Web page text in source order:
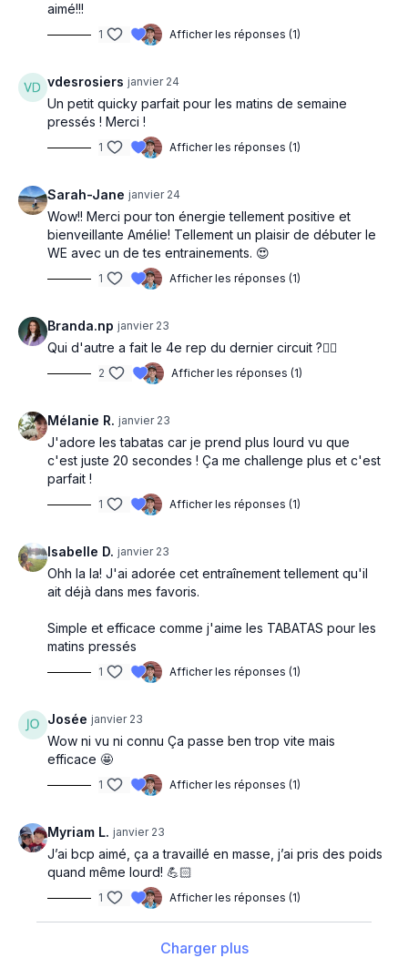
aimé!!!
1 Afficher les réponses (1)
vdesrosiers janvier 24
Un petit quicky parfait pour les matins de semaine
pressés ! Merci !
1 Afficher les réponses (1)
Sarah-Jane janvier 24
Wow!! Merci pour ton énergie tellement positive et
bienveillante Amélie! Tellement un plaisir de débuter le
WE avec un de tes entrainements. 😍
1 Afficher les réponses (1)
Branda.np janvier 23
Qui d'autre a fait le 4e rep du dernier circuit ?🙋‍♀️
2 Afficher les réponses (1)
Mélanie R. janvier 23
J'adore les tabatas car je prend plus lourd vu que
c'est juste 20 secondes ! Ça me challenge plus et c'est
parfait !
1 Afficher les réponses (1)
Isabelle D. janvier 23
Ohh la la! J'ai adorée cet entraînement tellement qu'il
ait déjà dans mes favoris.
Simple et efficace comme j'aime les TABATAS pour les
matins pressés
1 Afficher les réponses (1)
Josée janvier 23
Wow ni vu ni connu Ça passe ben trop vite mais
efficace 🤩
1 Afficher les réponses (1)
Myriam L. janvier 23
J’ai bcp aimé, ça a travaillé en masse, j’ai pris des poids
quand même lourd! 💪🏻
1 Afficher les réponses (1)
Charger plus